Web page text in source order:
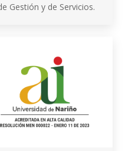
Gestión y de Servicios.